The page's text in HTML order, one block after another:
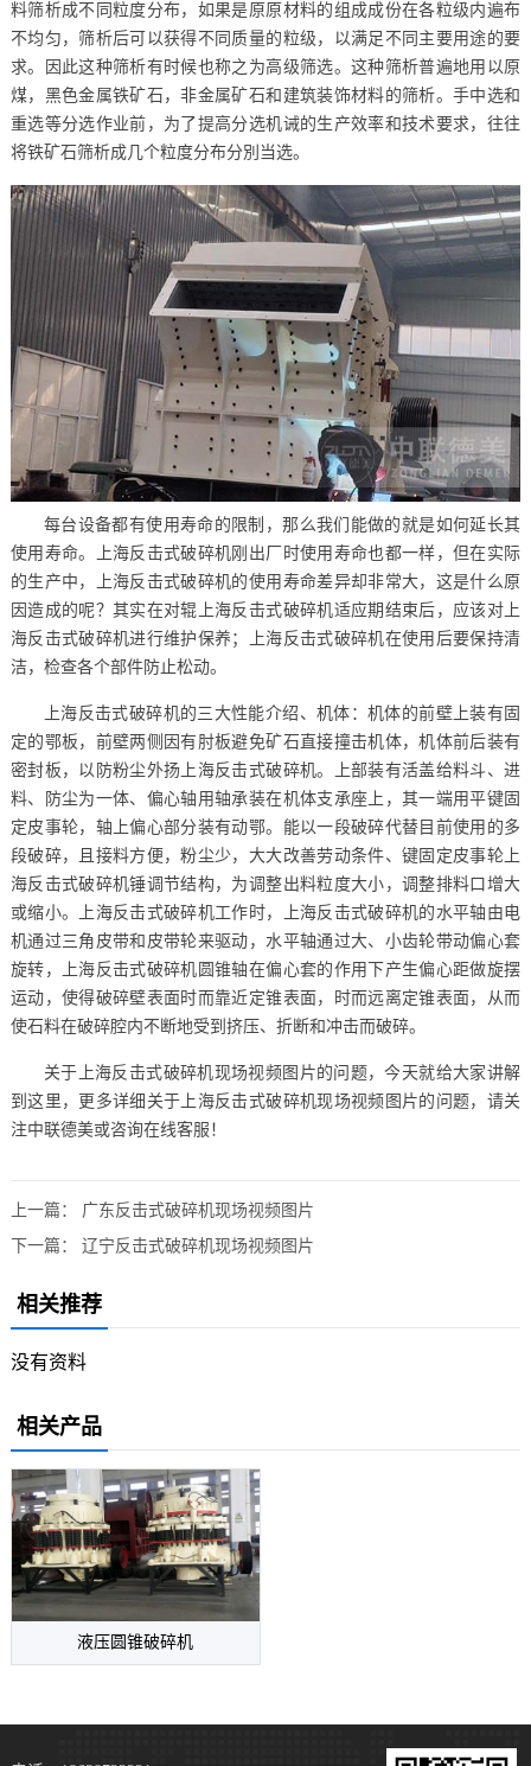
料筛析成不同粒度分布，如果是原原材料的组成成份在各粒级内遍布
不均匀，筛析后可以获得不同质量的粒级，以满足不同主要用途的要
求。因此这种筛析有时候也称之为高级筛选。这种筛析普遍地用以原
煤，黑色金属铁矿石，非金属矿石和建筑装饰材料的筛析。手中选和
重选等分选作业前，为了提高分选机诫的生产效率和技术要求，往往
将铁矿石筛析成几个粒度分布分別当选。
每台设备都有使用寿命的限制，那么我们能做的就是如何延长其
使用寿命。上海反击式破碎机刚出厂时使用寿命也都一样，但在实际
的生产中，上海反击式破碎机的使用寿命差异却非常大，这是什么原
因造成的呢？其实在对辊上海反击式破碎机适应期结束后，应该对上
海反击式破碎机进行维护保养；上海反击式破碎机在使用后要保持清
洁，检查各个部件防止松动。
上海反击式破碎机的三大性能介绍、机体：机体的前壁上装有固
定的鄂板，前壁两侧因有肘板避免矿石直接撞击机体，机体前后装有
密封板，以防粉尘外扬上海反击式破碎机。上部装有活盖给料斗、进
料、防尘为一体、偏心轴用轴承装在机体支承座上，其一端用平键固
定皮事轮，轴上偏心部分装有动鄂。能以一段破碎代替目前使用的多
段破碎，且接料方便，粉尘少，大大改善劳动条件、键固定皮事轮上
海反击式破碎机锤调节结构，为调整出料粒度大小，调整排料口增大
或缩小。上海反击式破碎机工作时，上海反击式破碎机的水平轴由电
机通过三角皮带和皮带轮来驱动，水平轴通过大、小齿轮带动偏心套
旋转，上海反击式破碎机圆锥轴在偏心套的作用下产生偏心距做旋摆
运动，使得破碎壁表面时而靠近定锥表面，时而远离定锥表面，从而
使石料在破碎腔内不断地受到挤压、折断和冲击而破碎。
关于上海反击式破碎机现场视频图片的问题，今天就给大家讲解
到这里，更多详细关于上海反击式破碎机现场视频图片的问题，请关
注中联德美或咨询在线客服！
上一篇： 广东反击式破碎机现场视频图片
下一篇： 辽宁反击式破碎机现场视频图片
相关推荐
没有资料
相关产品
液压圆锥破碎机